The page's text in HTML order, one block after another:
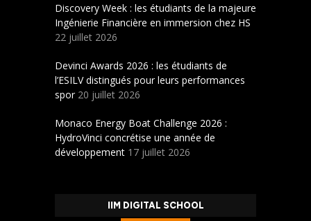
Discovery Week : les étudiants de la majeure
Ingénierie Financière en immersion chez HS
22 juillet 2026
Devinci Awards 2026 : les étudiants de
l’ESILV distingués pour leurs performances
spor 20 juillet 2026
Monaco Energy Boat Challenge 2026 :
HydroVinci concrétise une année de
développement 17 juillet 2026
IIM DIGITAL SCHOOL